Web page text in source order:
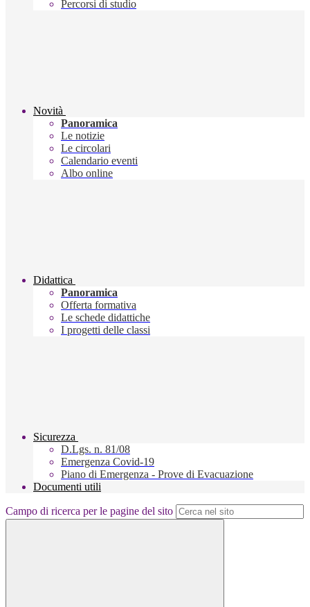
Percorsi di studio
Novità
Panoramica
Le notizie
Le circolari
Calendario eventi
Albo online
Didattica
Panoramica
Offerta formativa
Le schede didattiche
I progetti delle classi
Sicurezza
D.Lgs. n. 81/08
Emergenza Covid-19
Piano di Emergenza - Prove di Evacuazione
Documenti utili
Campo di ricerca per le pagine del sito